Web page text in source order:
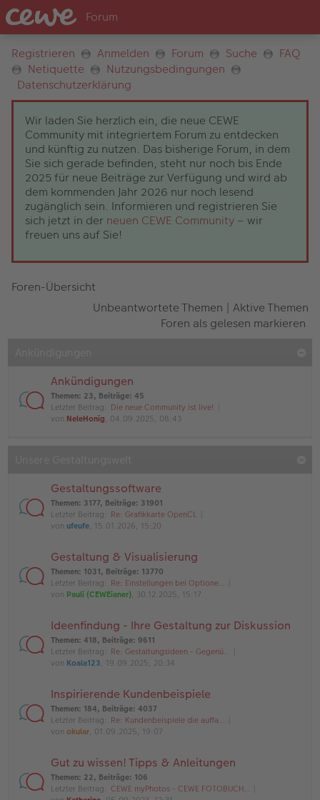
Registrieren Anmelden Forum Suche
FAQ
Netiquette
Nutzungsbedingungen
Datenschutzerklärung
Wir laden Sie herzlich ein, die neue CEWE
Community mit integriertem Forum zu entdecken
und künftig zu nutzen. Das bisherige Forum, in dem
Sie sich gerade befinden, steht nur noch bis Ende
2025 für neue Beiträge zur Verfügung und wird ab
dem kommenden Jahr 2026 nur noch lesend
zugänglich sein. Informieren und registrieren Sie
sich jetzt in der neuen CEWE Community – wir
freuen uns auf Sie!
Foren-Übersicht
Unbeantwortete Themen | Aktive Themen
Foren als gelesen markieren
Ankündigungen
Themen: 23, Beiträge: 45
Letzter Beitrag: Die neue Community ist live!
von NeleHonig, 04.09.2025, 08:43
Gestaltungssoftware
Themen: 3177, Beiträge: 31901
Letzter Beitrag: Re: Grafikkarte OpenCL
von ufeufe, 15.01.2026, 15:20
Gestaltung & Visualisierung
Themen: 1031, Beiträge: 13770
Letzter Beitrag: Re: Einstellungen bei Optione…
von Pauli (CEWEianer), 30.12.2025, 15:17
Ideenfindung - Ihre Gestaltung zur Diskussion
Themen: 418, Beiträge: 9611
Letzter Beitrag: Re: Gestaltungsideen - Gegenü…
von Koala123, 19.09.2025, 20:34
Inspirierende Kundenbeispiele
Themen: 184, Beiträge: 4037
Letzter Beitrag: Re: Kundenbeispiele die auffa…
von okular, 01.09.2025, 19:07
Gut zu wissen! Tipps & Anleitungen
Themen: 22, Beiträge: 106
Letzter Beitrag: CEWE myPhotos - CEWE FOTOBUCH…